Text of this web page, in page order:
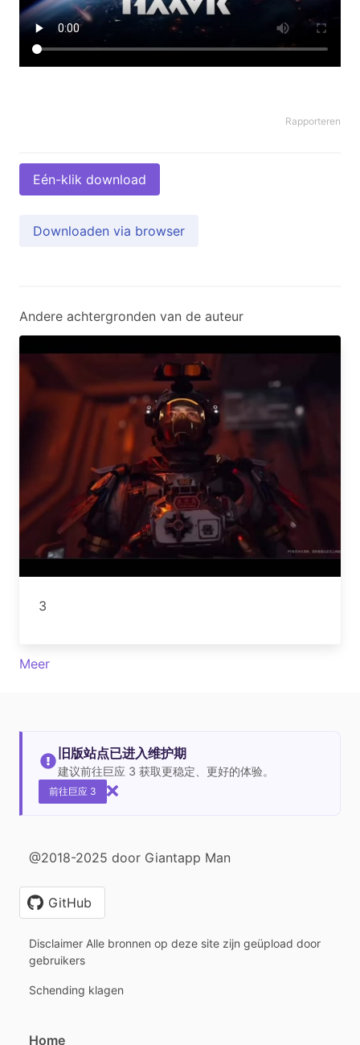
Rapporteren
Eén-klik download
Downloaden via browser
Andere achtergronden van de auteur
3
Meer
旧版站点已进入维护期
建议前往巨应 3 获取更稳定、更好的体验。
前往巨应 3
@2018-2025 door Giantapp Man
GitHub
Disclaimer Alle bronnen op deze site zijn geüpload door
gebruikers
Schending klagen
Home